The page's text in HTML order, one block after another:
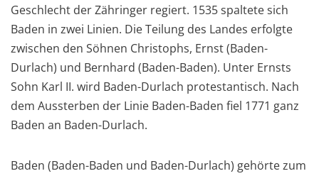
Geschlecht der Zähringer regiert. 1535 spaltete sich
Baden in zwei Linien. Die Teilung des Landes erfolgte
zwischen den Söhnen Christophs, Ernst (Baden-
Durlach) und Bernhard (Baden-Baden). Unter Ernsts
Sohn Karl II. wird Baden-Durlach protestantisch. Nach
dem Aussterben der Linie Baden-Baden fiel 1771 ganz
Baden an Baden-Durlach.
Baden (Baden-Baden und Baden-Durlach) gehörte zum